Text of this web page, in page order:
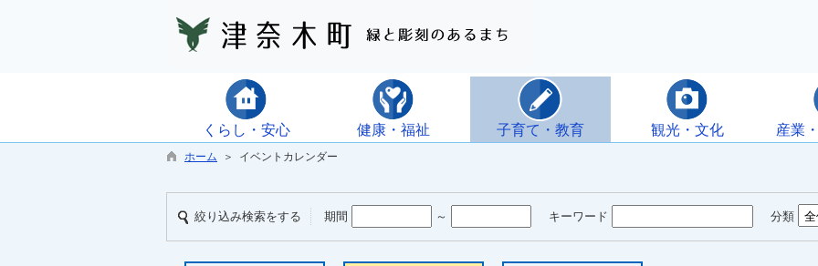
くらし・安心 健康・福祉 子育て・教育 観光・文化 産業
ホーム ＞ イベントカレンダー
絞り込み検索をする 期間 ～ キーワード 分類